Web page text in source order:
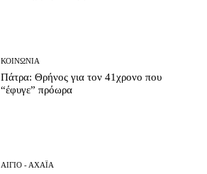
ΚΟΙΝΩΝΊΑ
Πάτρα: Θρήνος για τον 41χρονο που
“έφυγε” πρόωρα
ΑΊΓΙΟ - ΑΧΑΪ́Α